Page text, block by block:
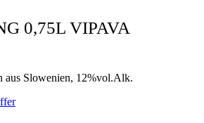
0,75L VIPAVA
aus Slowenien, 12%vol.Alk.